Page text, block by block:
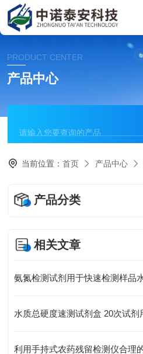
PRODUCT CENTER
产品中心
当前位置：首页 产品中心
产品分类
相关文章
水质总硬度速测试剂盒 20次试剂
利用手持式农药残留检测仪合理